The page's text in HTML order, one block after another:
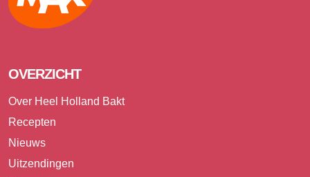
OVERZICHT
Over Heel Holland Bakt
Recepten
Nieuws
Uitzendingen